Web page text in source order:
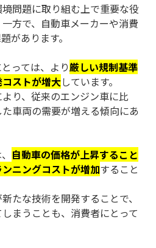
問題に取り組む上で重要な役
方で、自動車メーカーや消費
があります。
っては、より厳しい規制基準
ストが増大しています。
り、従来のエンジン車に比
車両の需要が増える傾向にあ
自動車の価格が上昇すること
ニングコストが増加すること
たな技術を開発することで、
まうことも、消費者にとって